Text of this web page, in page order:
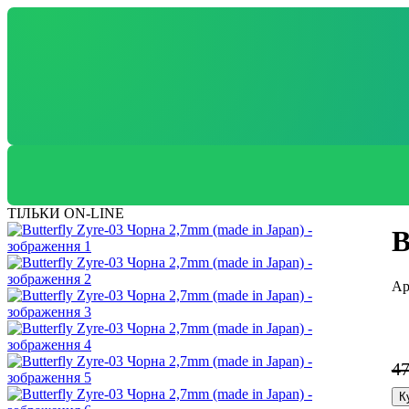
ТІЛЬКИ ON-LINE